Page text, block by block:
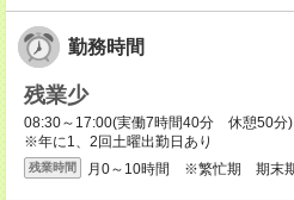
勤務時間
残業少
08:30～17:00(実働7時間40分 休憩50分)
※年に1、2回土曜出勤日あり
残業時間 月0～10時間 ※繁忙期 期末期